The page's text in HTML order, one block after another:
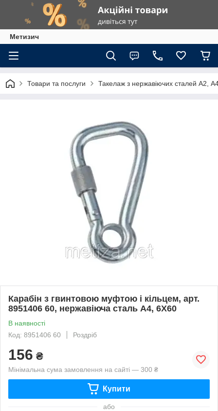
Метизич
Товари та послуги Такелаж з нержавіючих сталей А2,
Карабін з гвинтовою муфтою і кільцем, арт.
8951406 60, нержавіюча сталь А4, 6X60
В наявності
Код: 8951406 60
Роздріб
156 ₴
Мінімальна сума замовлення на сайті — 300 ₴
Купити
або